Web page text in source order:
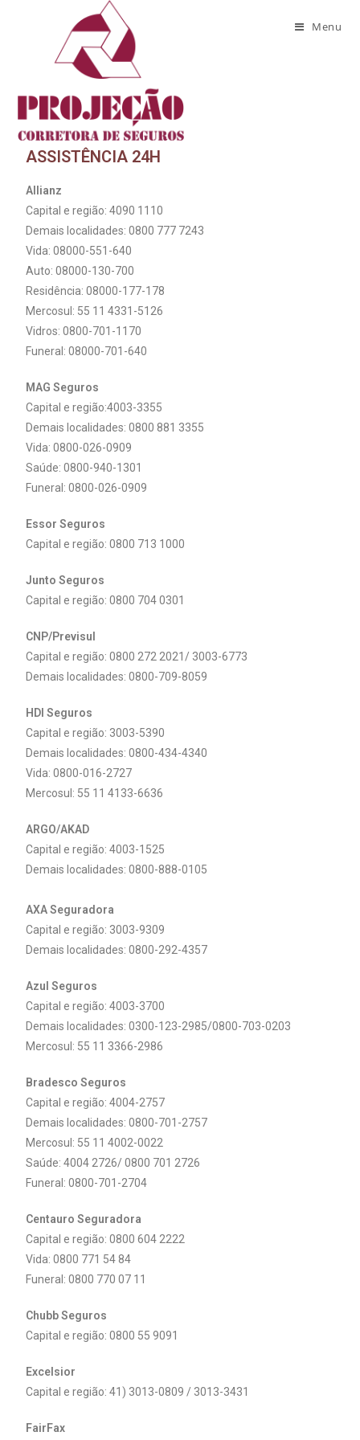
Menu
Assistência 24h
ASSISTÊNCIA 24H
Allianz
Capital e região: 4090 1110
Demais localidades: 0800 777 7243
Vida: 08000-551-640
Auto: 08000-130-700
Residência: 08000-177-178
Mercosul: 55 11 4331-5126
Vidros: 0800-701-1170
Funeral: 08000-701-640
MAG Seguros
Capital e região:4003-3355
Demais localidades:0800 881 3355
Vida: 0800-026-0909
Saúde: 0800-940-1301
Funeral: 0800-026-0909
Essor Seguros
Capital e região: 0800 713 1000
Junto Seguros
Capital e região: 0800 704 0301
CNP/Previsul
Capital e região: 0800 272 2021/ 3003-6773
Demais localidades:0800-709-8059
HDI Seguros
Capital e região: 3003-5390
Demais localidades:0800-434-4340
Vida: 0800-016-2727
Mercosul: 55 11 4133-6636
ARGO/AKAD
Capital e região: 4003-1525
Demais localidades:0800-888-0105
AXA Seguradora
Capital e região: 3003-9309
Demais localidades:0800-292-4357
Azul Seguros
Capital e região: 4003-3700
Demais localidades:0300-123-2985/0800-703-0203
Mercosul: 55 11 3366-2986
Bradesco Seguros
Capital e região: 4004-2757
Demais localidades:0800-701-2757
Mercosul: 55 11 4002-0022
Saúde: 4004 2726/ 0800 701 2726
Funeral: 0800-701-2704
Centauro Seguradora
Capital e região: 0800 604 2222
Vida: 0800 771 54 84
Funeral: 0800 770 07 11
Chubb Seguros
Capital e região: 0800 55 9091
Excelsior
Capital e região: 41) 3013-0809 / 3013-3431
FairFax